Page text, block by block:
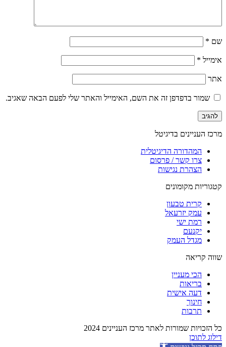
שם *
אימייל *
אתר
שמור בדפדפן זה את השם, האימייל והאתר שלי לפעם הבאה שאגיב.
מרכז העניינים בדיגיטל
המהדורה הדיגיטלית
צרו קשר / פרסום
הצהרת נגישות
קטגוריות מקומונים
קרית טבעון
עמק יזרעאל
רמת ישי
יקנעם
מגדל העמק
שווה קריאה
הכי מעניין
בריאות
דעה אישית
חינוך
תרבות
כל הזכויות שמורות לאתר מרכז העניינים 2024
דילוג לתוכן